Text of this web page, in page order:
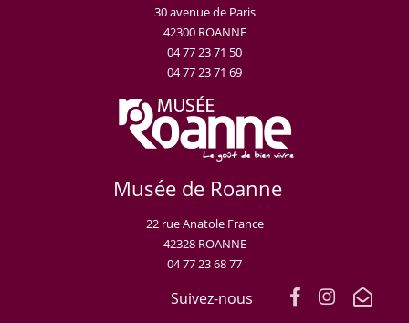
30 avenue de Paris
42300 ROANNE
04 77 23 71 50
04 77 23 71 69
Musée de Roanne
22 rue Anatole France
42328 ROANNE
04 77 23 68 77
Suivez-nous